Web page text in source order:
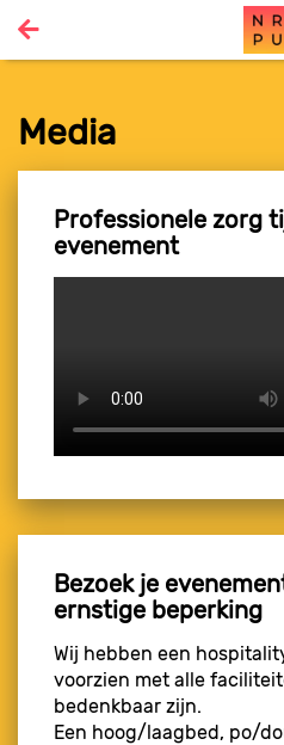
Media
Professionele zorg
evenement
Bezoek je
ernstige beperking
Wij hebben een
voorzien met alle
bedenkbaar zijn.
Een hoog/laagbed, po/